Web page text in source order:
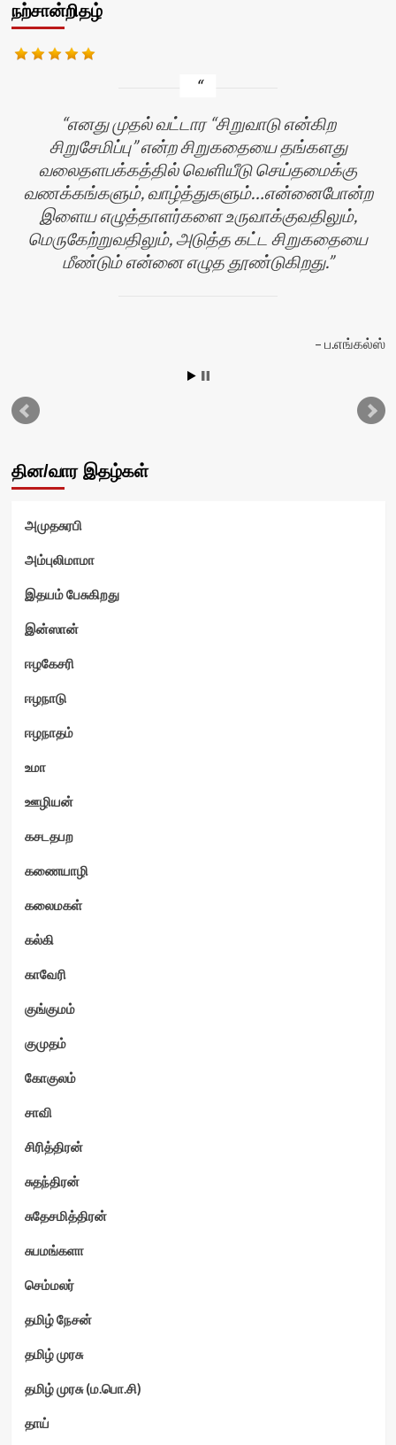
நற்சான்றிதழ்
எனது முதல் வட்டார “சிறுவாடு என்கிற
சிறுசேமிப்பு” என்ற சிறுகதையை தங்களது
வலைதளபக்கத்தில் வெளியீடு செய்தமைக்கு
வணக்கங்களும், வாழ்த்துகளும்…என்னைபோன்ற
இளைய எழுத்தாளர்களை உருவாக்குவதிலும்,
மெருகேற்றுவதிலும், அடுத்த கட்ட சிறுகதையை
மீண்டும் என்னை எழுத தூண்டுகிறது.
ப.எங்கல்ஸ்
தின/வார இதழ்கள்
அமுதசுரபி
அம்புலிமாமா
இதயம் பேசுகிறது
இன்ஸான்
ஈழகேசரி
ஈழநாடு
ஈழநாதம்
உமா
ஊழியன்
கசடதபற
கணையாழி
கலைமகள்
கல்கி
காவேரி
குங்குமம்
குமுதம்
கோகுலம்
சாவி
சிரித்திரன்
சுதந்திரன்
சுதேசமித்திரன்
சுபமங்களா
செம்மலர்
தமிழ் நேசன்
தமிழ் முரசு
தமிழ் முரசு (ம.பொ.சி)
தாய்